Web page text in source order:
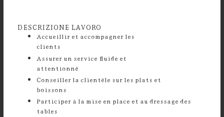
DESCRIZIONE LAVORO
Accueillir et accompagner les
clients
Assurer un service fluide et
Conseiller la clientèle sur les plats et
boissons
⁠Participer à la mise en place et au dressage des
tables